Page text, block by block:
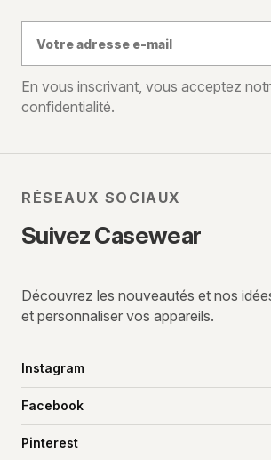
e-
mail
En vous inscrivant, vous acceptez
confidentialité.
RÉSEAUX SOCIAUX
Suivez Casewear
Découvrez les nouveautés et nos
et personnaliser vos appareils.
Instagram
Facebook
Pinterest